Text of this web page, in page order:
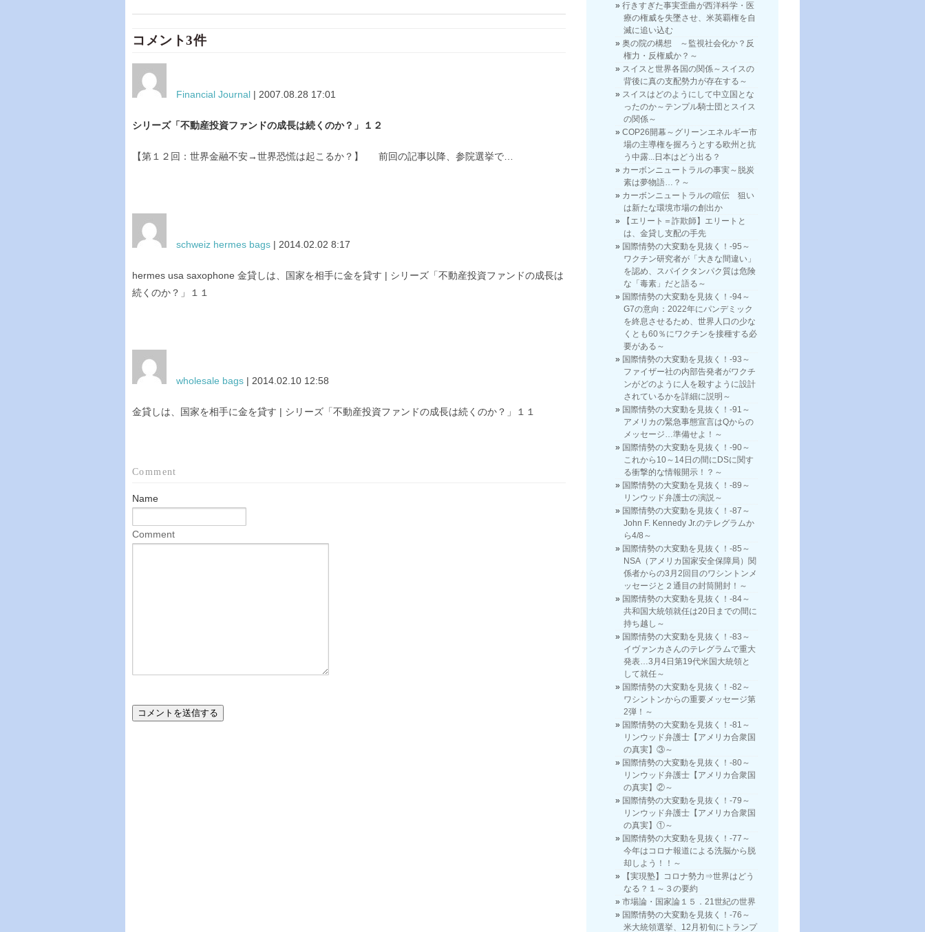
コメント3件
Financial Journal | 2007.08.28 17:01
シリーズ「不動産投資ファンドの成長は続くのか？」１２
【第１２回：世界金融不安→世界恐慌は起こるか？】 前回の記事以降、参院選挙で…
schweiz hermes bags | 2014.02.02 8:17
hermes usa saxophone 金貸しは、国家を相手に金を貸す | シリーズ「不動産投資ファンドの成長は
続くのか？」１１
wholesale bags | 2014.02.10 12:58
金貸しは、国家を相手に金を貸す | シリーズ「不動産投資ファンドの成長は続くのか？」１１
Comment
Name
Comment
行きすぎた事実歪曲が西洋科学・医
療の権威を失墜させ、米英覇権を自
滅に追い込む
奥の院の構想 ～監視社会化か？反
権力・反権威か？～
スイスと世界各国の関係～スイスの
背後に真の支配勢力が存在する～
スイスはどのようにして中立国とな
ったのか～テンプル騎士団とスイス
の関係～
COP26開幕～グリーンエネルギー市
場の主導権を握ろうとする欧州と抗
う中露...日本はどう出る？
カーボンニュートラルの事実～脱炭
素は夢物語…？～
カーボンニュートラルの喧伝 狙い
は新たな環境市場の創出か
【エリート＝詐欺師】エリートと
は、金貸し支配の手先
国際情勢の大変動を見抜く！-95～
ワクチン研究者が「大きな間違い」
を認め、スパイクタンパク質は危険
な「毒素」だと語る～
国際情勢の大変動を見抜く！-94～
G7の意向：2022年にパンデミック
を終息させるため、世界人口の少な
くとも60％にワクチンを接種する必
要がある～
国際情勢の大変動を見抜く！-93～
ファイザー社の内部告発者がワクチ
ンがどのように人を殺すように設計
されているかを詳細に説明～
国際情勢の大変動を見抜く！-91～
アメリカの緊急事態宣言はQからの
メッセージ…準備せよ！～
国際情勢の大変動を見抜く！-90～
これから10～14日の間にDSに関す
る衝撃的な情報開示！？～
国際情勢の大変動を見抜く！-89～
リンウッド弁護士の演説～
国際情勢の大変動を見抜く！-87～
John F. Kennedy Jr.のテレグラムか
ら4/8～
国際情勢の大変動を見抜く！-85～
NSA（アメリカ国家安全保障局）関
係者からの3月2回目のワシントンメ
ッセージと２通目の封筒開封！～
国際情勢の大変動を見抜く！-84～
共和国大統領就任は20日までの間に
持ち越し～
国際情勢の大変動を見抜く！-83～
イヴァンカさんのテレグラムで重大
発表…3月4日第19代米国大統領と
して就任～
国際情勢の大変動を見抜く！-82～
ワシントンからの重要メッセージ第
2弾！～
国際情勢の大変動を見抜く！-81～
リンウッド弁護士【アメリカ合衆国
の真実】③～
国際情勢の大変動を見抜く！-80～
リンウッド弁護士【アメリカ合衆国
の真実】②～
国際情勢の大変動を見抜く！-79～
リンウッド弁護士【アメリカ合衆国
の真実】①～
国際情勢の大変動を見抜く！-77～
今年はコロナ報道による洗脳から脱
却しよう！！～
【実現塾】コロナ勢力⇒世界はどう
なる？１～３の要約
市場論・国家論１５．21世紀の世界
国際情勢の大変動を見抜く！-76～
米大統領選挙、12月初旬にトランプ